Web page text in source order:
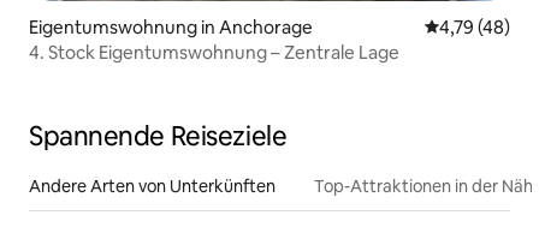
Eigentumswohnung in Anchorage
4,79 (48)
4. Stock Eigentumswohnung – Zentrale Lage
Spannende Reiseziele
Andere Arten von Unterkünften Top-Attraktionen in der